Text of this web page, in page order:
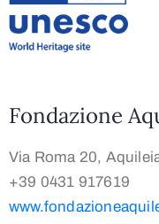
Fondazione
Via Roma 20,
+39 0431 917619